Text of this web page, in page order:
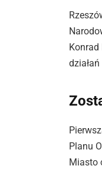
Konrad
Planu
Miasto